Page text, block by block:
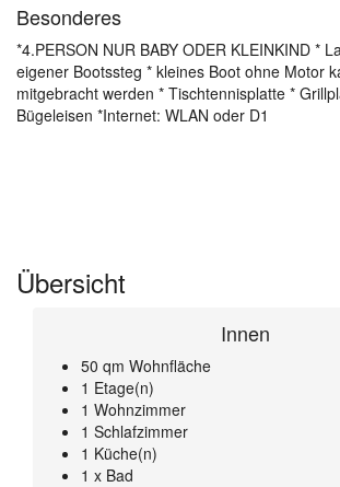
Besonderes
*4.PERSON NUR BABY ODER KLEINKIND *
eigener Bootssteg * kleines Boot ohne Motor
mitgebracht werden * Tischtennisplatte *
Bügeleisen *Internet: WLAN oder D1
Übersicht
Innen
50 qm Wohnfläche
1 Etage(n)
1 Wohnzimmer
1 Schlafzimmer
1 Küche(n)
1 x Bad